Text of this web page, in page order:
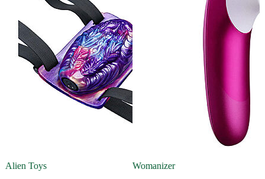
Alien Toys Womanizer